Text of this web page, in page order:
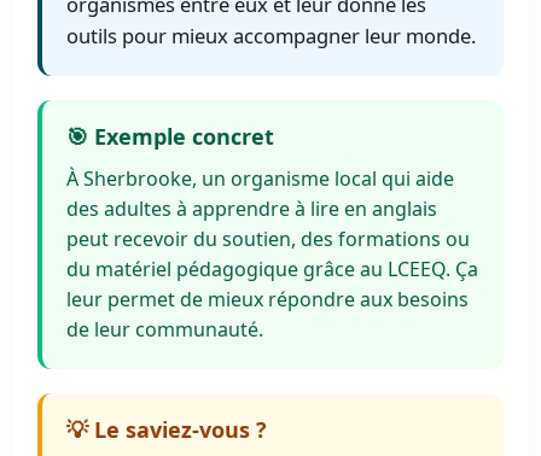
outils pour mieux accompagner leur monde.
🎯 Exemple concret
À Sherbrooke, un organisme local qui aide
des adultes à apprendre à lire en anglais
peut recevoir du soutien, des formations ou
du matériel pédagogique grâce au LCEEQ. Ça
leur permet de mieux répondre aux besoins
de leur communauté.
💡 Le saviez-vous ?